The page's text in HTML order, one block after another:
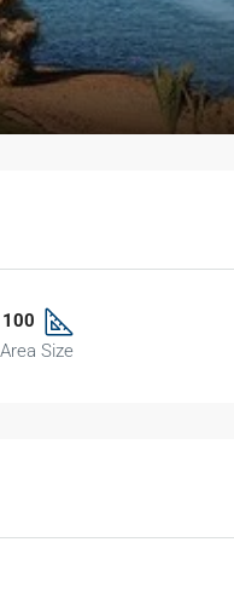
Area Size